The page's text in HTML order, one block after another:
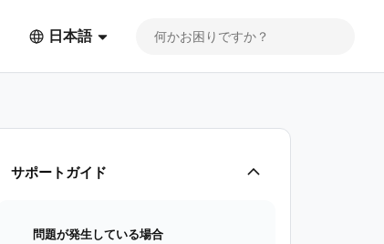
日本語
サポートガイド
問題が発生している場合